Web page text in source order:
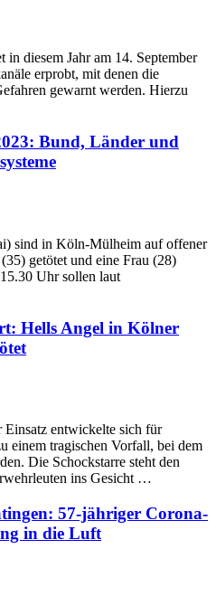
diesem Jahr am 14. September
erprobt, mit denen die
gewarnt werden. Hierzu
Bund, Länder und
sind in Köln-Mülheim auf offener
getötet und eine Frau (28)
Uhr sollen laut
Hells Angel in Kölner
entwickelte sich für
einem tragischen Vorfall, bei dem
Die Schockstarre steht den
ins Gesicht …
57-jähriger Corona-
in die Luft